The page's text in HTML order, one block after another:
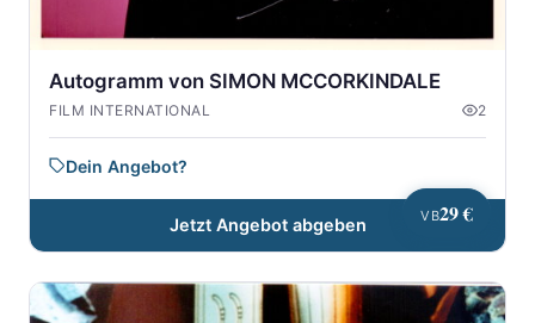
VB29 €
Autogramm von SIMON MCCORKINDALE
FILM INTERNATIONAL 2
Dein Angebot?
Jetzt Angebot abgeben